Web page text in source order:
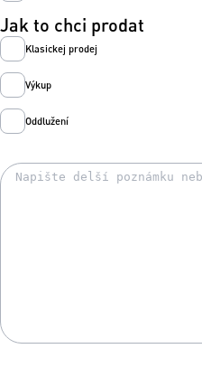
Jak to chci prodat
Klasickej prodej
Výkup
Oddlužení